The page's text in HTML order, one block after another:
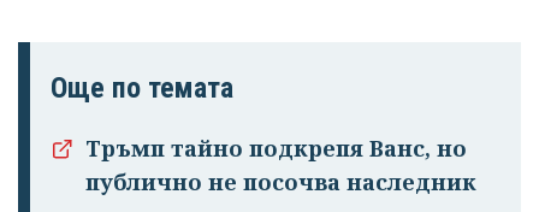
Още по темата
Тръмп тайно подкрепя Ванс, но
публично не посочва наследник